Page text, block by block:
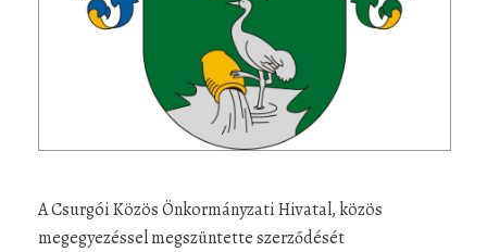
A Csurgói Közös Önkormányzati Hivatal, közös
megegyezéssel megszüntette szerződését